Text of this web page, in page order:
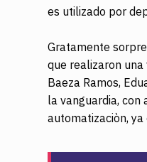
es utilizado por
Gratamente
que realizaron
Baeza Ramos,
la vanguardia, con
automatizaciòn,